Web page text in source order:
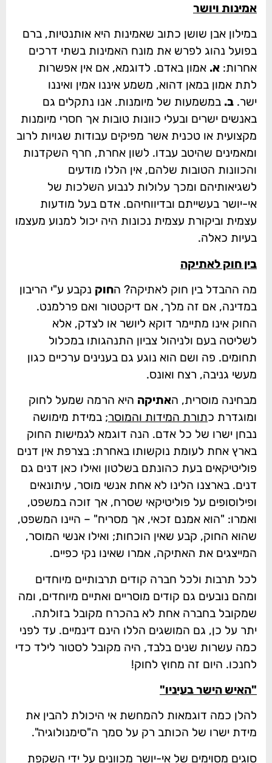
אמינות ויושר
במילון אבן שושן כתוב שאמינות היא אותנטיות, ברם
בפועל נהוג לפרש את מונח האמינות בשתי דרכים
אחרות: א. אמון באדם. לדוגמא, אם אין אפשרות
לתת אמון במאן דהוא, משמע איננו אמין ואיננו
ישר. ב. במשמעות של מיומנות. אנו נתקלים גם
באנשים ישרים ובעלי כוונות טובות אך חסרי מיומנות
מקצועית או טכנית אשר מפיקים עבודות שגויות לרוב
ומאמינים שהיטב עבדו. לשון אחרת, חרף השקדנות
והכוונות הטובות שלהם, אין הללו מודעים
לשגיאותיהם ומכך עלולות לנבוע השלכות של
אי-יושר בעשייתם ובדיווחיהם. אדם בעל מודעות
עצמית וביקורת עצמית נכונות היה יכול למנוע מעצמו
בעיות כאלה.
בין חוק לאתיקה
מה ההבדל בין חוק לאתיקה? החוק נקבע ע"י הריבון
במדינה, אם זה מלך, אם דיקטטור ואם פרלמנט.
החוק אינו מתיימר דוקא ליושר או לצדק, אלא
לשליטה בעם ולניהול צביון התנהגותו במכלול
תחומים. פה ושם הוא נוגע גם בענינים ערכיים כגון
מעשי גניבה, רצח ואונס.
מבחינה מוסרית, האתיקה היא הרמה שמעל לחוק
ומוגדרת כתורת המידות והמוסר; במידת מימושה
נבחן ישרו של כל אדם. הנה דוגמא לגמישות החוק
בארץ אחת לעומת נוקשותו באחרת: בצרפת אין דנים
פוליטיקאים בעת כהונתם בשלטון ואילו כאן דנים גם
דנים. בארצנו הלינו לא אחת אנשי מוסר, עיתונאים
ופילוסופים על פוליטיקאי שסרח, אך זוכה במשפט,
ואמרו: "הוא אמנם זכאי, אך מסריח" – היינו המשפט,
שהוא החוק, קבע שאין הוכחות; ואילו אנשי המוסר,
המייצגים את האתיקה, אמרו שאינו נקי כפיים.
לכל תרבות ולכל חברה קודים תרבותיים מיוחדים
ומהם נובעים גם קודים מוסריים ואתיים מיוחדים, ומה
שמקובל בחברה אחת לא בהכרח מקובל בזולתה.
יתר על כן, גם המושגים הללו הינם דינמיים. עד לפני
כמה עשרות שנים בלבד, היה מקובל לסטור לילד כדי
לחנכו. היום זה מחוץ לחוק!
"האיש הישר בעיניו"
להלן כמה דוגמאות להמחשת אי היכולת להבין את
מידת ישרו של הכותב רק על סמך ה"סימנולוגיה".
סוגים מסוימים של אי-יושר מכוונים על ידי השקפת